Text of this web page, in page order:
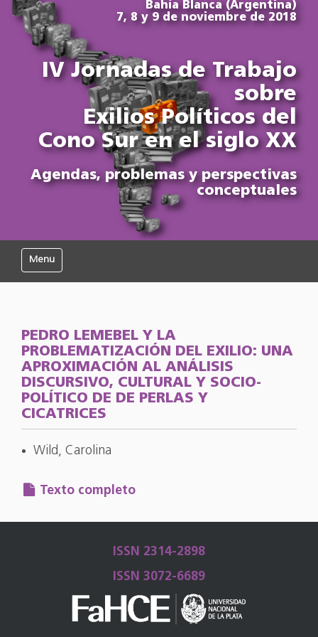
Bahía Blanca (Argentina)
7, 8 y 9 de noviembre de 2018
IV Jornadas de Trabajo
sobre
Exilios Políticos del
Cono Sur en el siglo XX
Agendas, problemas y perspectivas
conceptuales
Mostrar/Ocultar navegación
PEDRO LEMEBEL Y LA
PROBLEMATIZACIÓN DEL EXILIO: UNA
APROXIMACIÓN AL ANÁLISIS
DISCURSIVO, CULTURAL Y SOCIO-
POLÍTICO DE DE PERLAS Y
CICATRICES
Wild, Carolina
Texto completo
ISSN 2314-2898
ISSN 3072-6689